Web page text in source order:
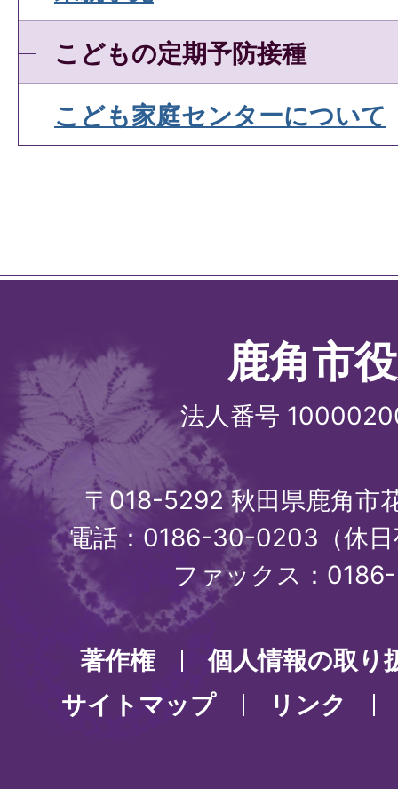
こどもの定期予防接種
こども家庭センターについて
鹿角市
法人番号
〒018-5292 秋田県鹿角市
電話：0186-30-0203（休
ファックス：
著作権
個人情報の取り
サイトマップ
リンク